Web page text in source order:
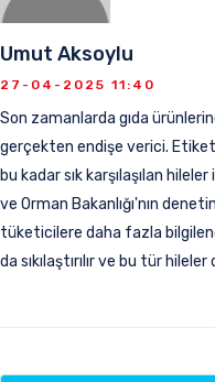
Umut Aksoylu
27-04-2025 11:40
Son zamanlarda gıda
gerçekten endişe verici.
bu kadar sık karşılaşılan
ve Orman Bakanlığı'nın
tüketicilere daha fazla
da sıkılaştırılır ve bu tür